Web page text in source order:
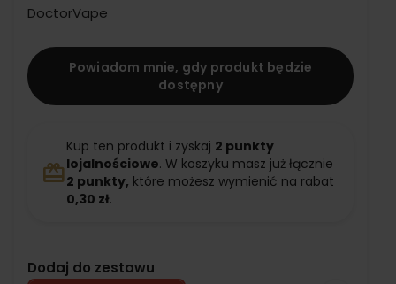
DoctorVape
Powiadom mnie, gdy produkt będzie
dostępny
redeem
Kup ten produkt i zyskaj 2 punkty
lojalnościowe. W koszyku masz już łącznie
2 punkty, które możesz wymienić na rabat
0,30 zł.
Dodaj do zestawu